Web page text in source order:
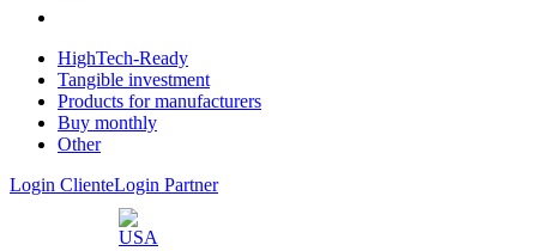
HighTech-Ready
Tangible investment
Products for manufacturers
Buy monthly
Other
Login ClienteLogin Partner